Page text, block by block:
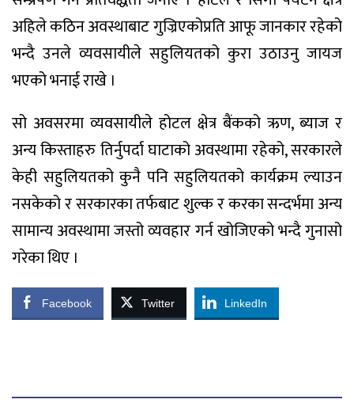
अहिले कठिन अवस्थाबाट गुज्रिएकोप्रति आफू जानकार रहेको
भन्दै उनले व्यवसायीले सहुलियतको कुरा उठाउनु जायज
भएको भनाई राखे ।
सो अवसरमा व्यवसायीले होटल क्षेत्र बैंकको ऋण, ब्याज र
अन्य किस्ताहरु तिर्नुपर्दा घाटाको अवस्थामा रहेको, सरकारले
केही सहुलियतको कुनै पनि सहुलियतको कार्यक्रम ल्याउन
नसकेको र सरकारका तर्फबाट शुल्क र करका सन्दर्भमा अन्य
सामान्य अवस्थामा जस्तो व्यवहार गर्न खोजिएको भन्दै गुनासो
गरेका थिए ।
Facebook Twitter LinkedIn